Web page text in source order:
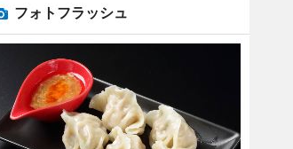
フォトフラッシュ